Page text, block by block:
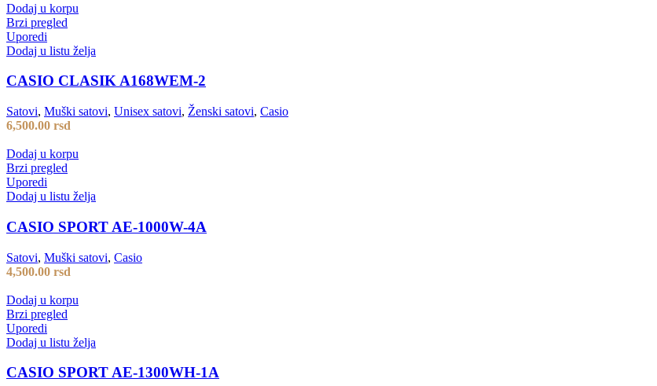
Dodaj u korpu
Brzi pregled
Uporedi
Dodaj u listu želja
CASIO CLASIK A168WEM-2
Satovi, Muški satovi, Unisex satovi, Ženski satovi, Casio
6,500.00 rsd
Dodaj u korpu
Brzi pregled
Uporedi
Dodaj u listu želja
CASIO SPORT AE-1000W-4A
Satovi, Muški satovi, Casio
4,500.00 rsd
Dodaj u korpu
Brzi pregled
Uporedi
Dodaj u listu želja
CASIO SPORT AE-1300WH-1A